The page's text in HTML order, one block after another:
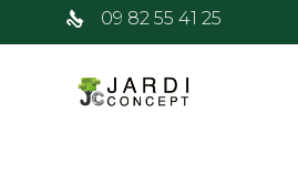
09 82 55 41 25